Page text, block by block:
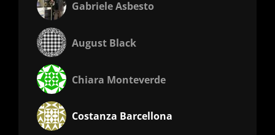
Gabriele Asbesto
August Black
Chiara Monteverde
Costanza Barcellona